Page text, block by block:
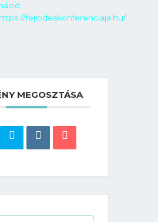
fejlodeskonferenciaja.hu/
MEGOSZTÁSA